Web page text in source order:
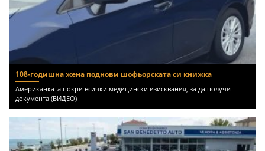
108-годишна жена поднови шофьорската си книжка
Американката покри всички медицински изисквания, за да получи
документа (ВИДЕО)